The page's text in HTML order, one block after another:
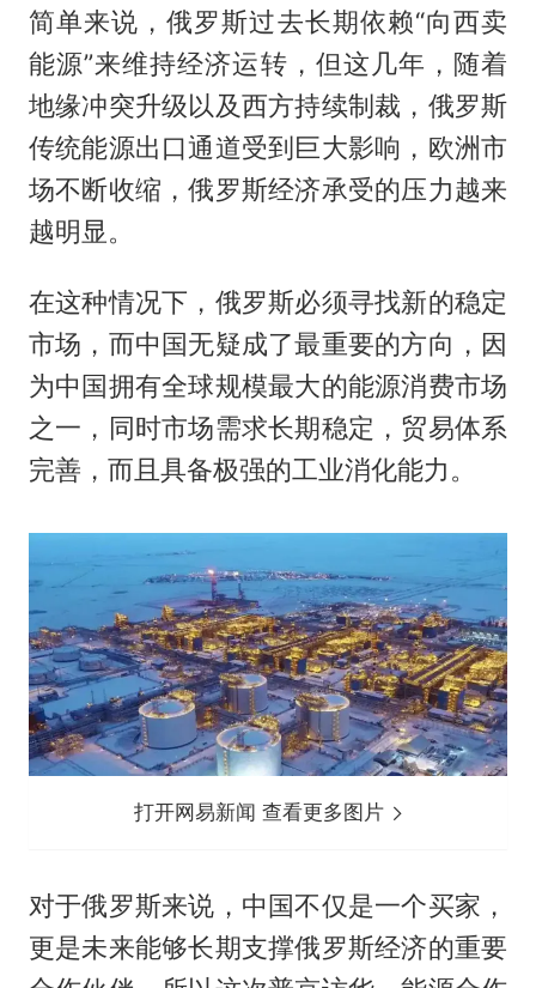
简单来说，俄罗斯过去长期依赖“向西卖
能源”来维持经济运转，但这几年，随着
地缘冲突升级以及西方持续制裁，俄罗斯
传统能源出口通道受到巨大影响，欧洲市
场不断收缩，俄罗斯经济承受的压力越来
越明显。
在这种情况下，俄罗斯必须寻找新的稳定
市场，而中国无疑成了最重要的方向，因
为中国拥有全球规模最大的能源消费市场
之一，同时市场需求长期稳定，贸易体系
完善，而且具备极强的工业消化能力。
打开网易新闻 查看更多图片
对于俄罗斯来说，中国不仅是一个买家，
更是未来能够长期支撑俄罗斯经济的重要